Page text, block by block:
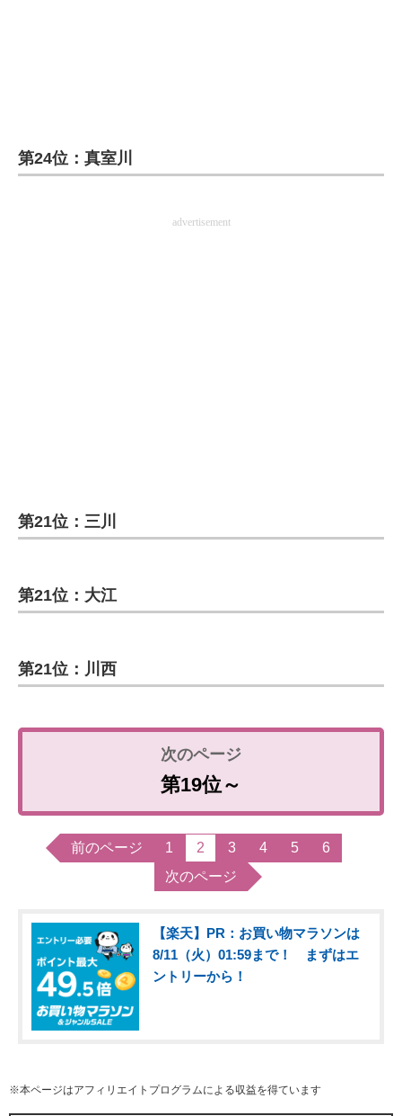
第24位：真室川
advertisement
第21位：三川
第21位：大江
第21位：川西
第19位～
前のページ 1 2 3 4 5
6
次のページ
【楽天】PR：お買い物マラソンは
8/11（火）01:59まで！ まずはエ
ントリーから！
※本ページはアフィリエイトプログラムによる収益を得ています